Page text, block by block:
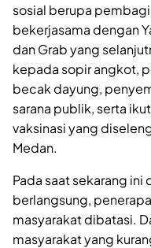
sosial berupa
bekerjasama dengan
dan Grab yang
kepada sopir angkot,
becak dayung,
sarana publik, serta
vaksinasi yang
Medan.
Pada saat sekarang
berlangsung,
masyarakat dibatasi.
masyarakat yang